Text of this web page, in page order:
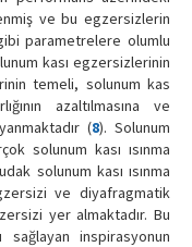
ve bu egzersizlerin
parametrelere olumlu
kası egzersizlerinin
temeli, solunum kas
azaltılmasına ve
(8). Solunum
solunum kası ısınma
solunum kası ısınma
ve diyafragmatik
yer almaktadır. Bu
sağlayan inspirasyonun